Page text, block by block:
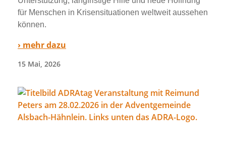
für Menschen in Krisensituationen welt­weit aus­se­hen
kön­nen.
› mehr dazu
15 Mai, 2026